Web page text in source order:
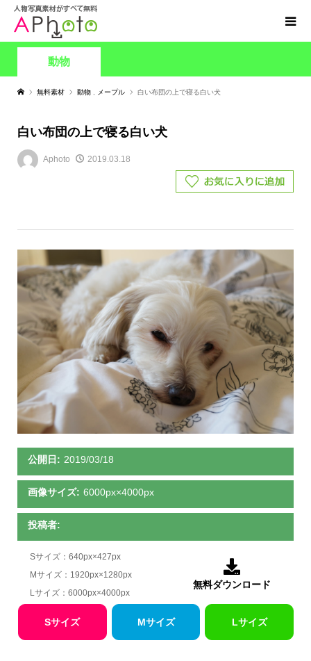
動物
無料素材 動物 メープル 白い布団の上で寝る白い犬
白い布団の上で寝る白い犬
Aphoto 2019.03.18
公開日: 2019/03/18
画像サイズ: 6000px×4000px
投稿者:
Sサイズ：640px×427px
Mサイズ：1920px×1280px
Lサイズ：6000px×4000px

無料ダウンロード
Sサイズ Mサイズ Lサイズ